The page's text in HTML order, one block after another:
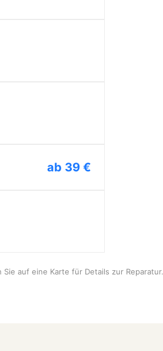
ab 39 €
auf eine Karte für Details zur Reparatur.